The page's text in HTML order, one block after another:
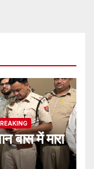
बास में मारा